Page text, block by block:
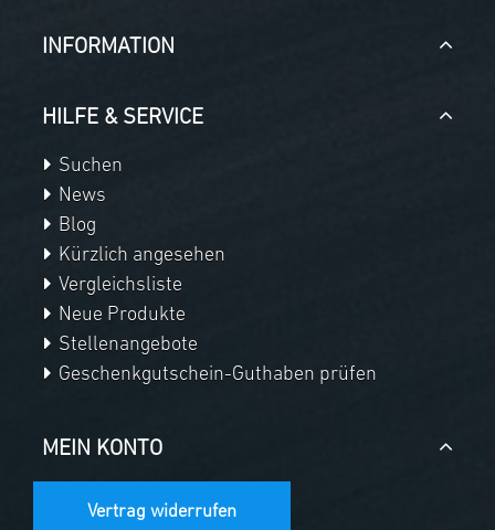
INFORMATION
HILFE & SERVICE
Suchen
News
Blog
Kürzlich angesehen
Vergleichsliste
Neue Produkte
Stellenangebote
Geschenkgutschein-Guthaben prüfen
MEIN KONTO
Vertrag widerrufen